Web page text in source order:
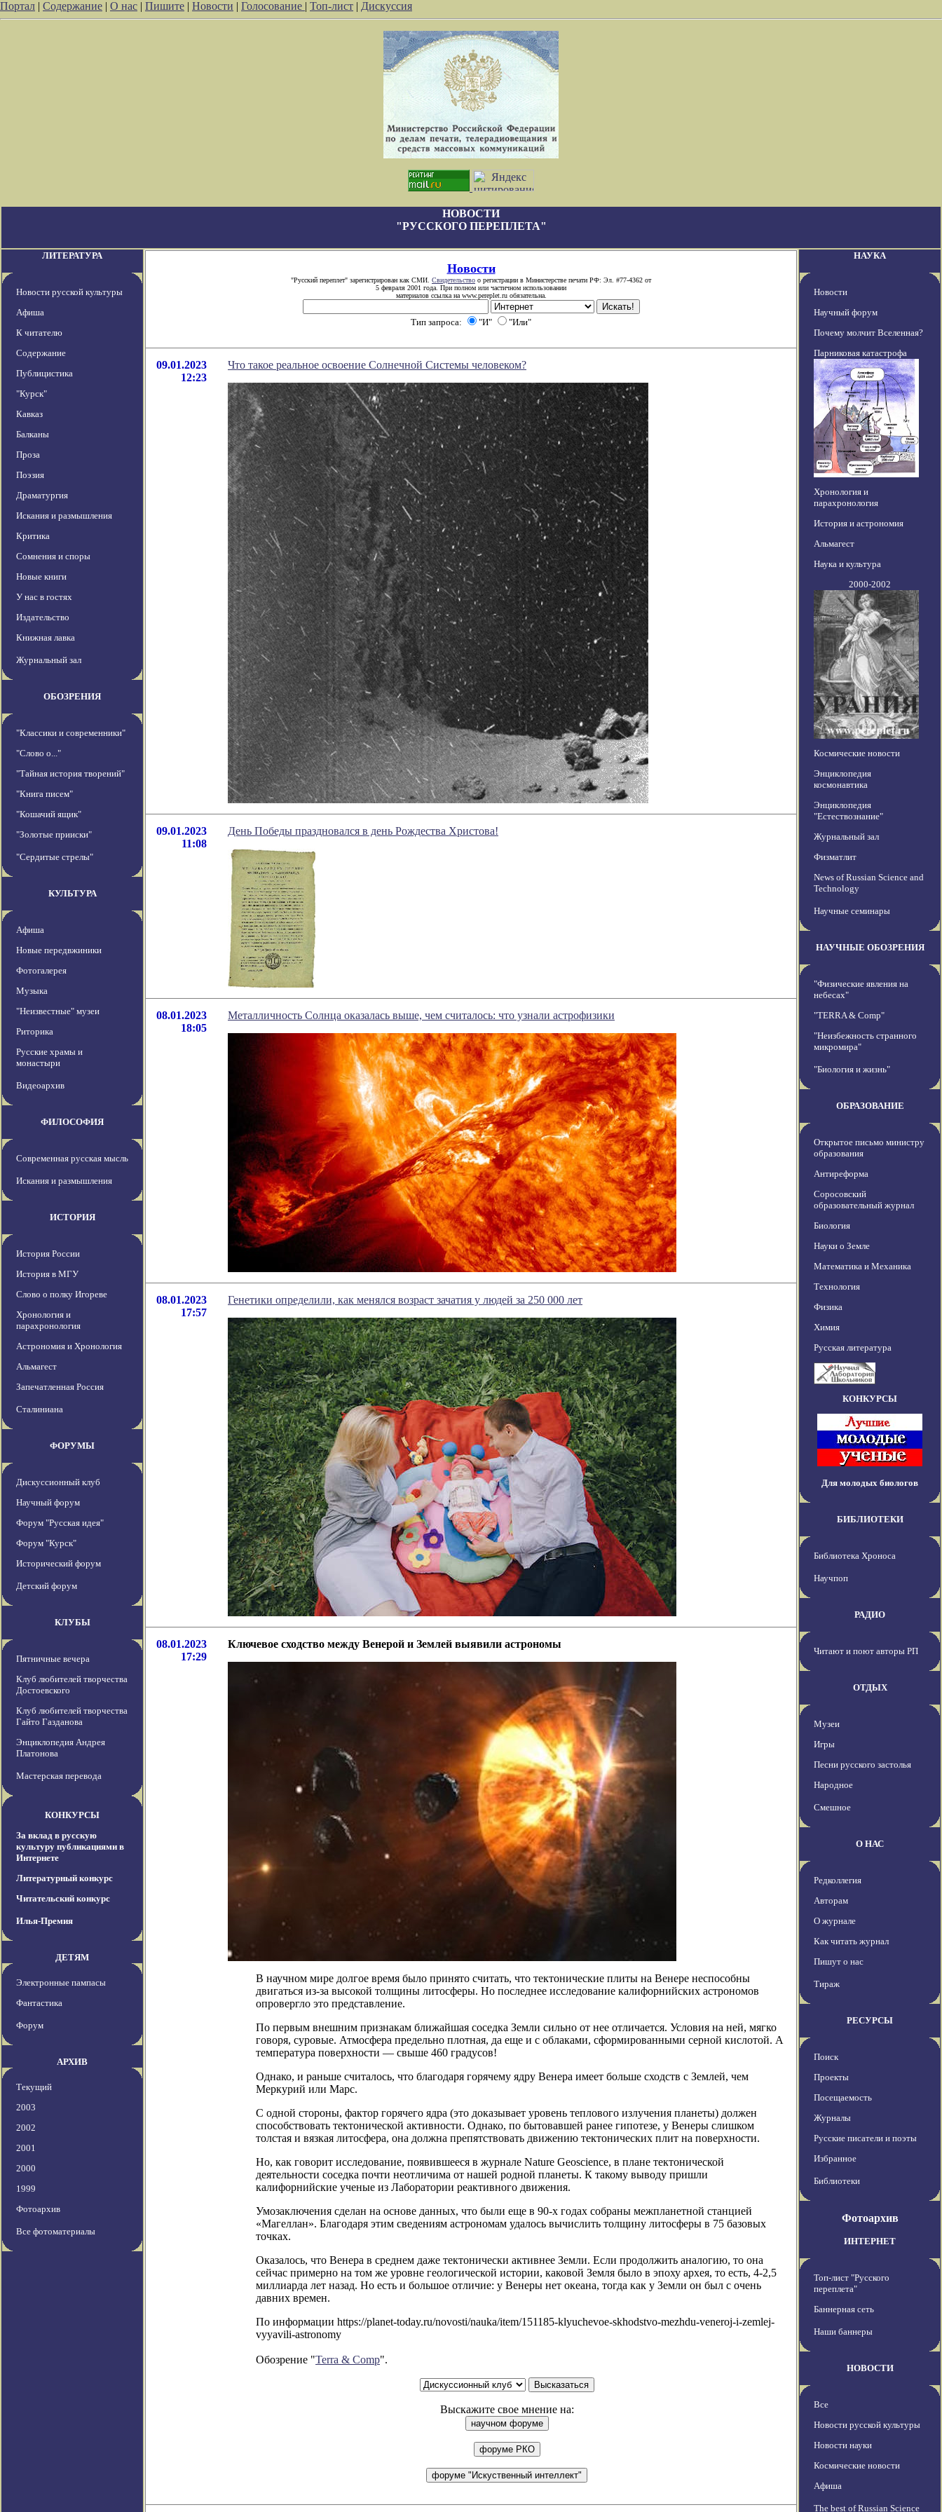
Портал | Содержание | О нас | Пишите | Новости | Голосование | Топ-лист | Дискуссия
НОВОСТИ
"РУССКОГО ПЕРЕПЛЕТА"
ЛИТЕРАТУРА
Новости русской культуры
Афиша
К читателю
Содержание
Публицистика
"Курск"
Кавказ
Балканы
Проза
Поэзия
Драматургия
Искания и размышления
Критика
Сомнения и споры
Новые книги
У нас в гостях
Издательство
Книжная лавка
Журнальный зал
ОБОЗРЕНИЯ
"Классики и современники"
"Слово о..."
"Тайная история творений"
"Книга писем"
"Кошачий ящик"
"Золотые прииски"
"Сердитые стрелы"
КУЛЬТУРА
Афиша
Новые передвжиники
Фотогалерея
Музыка
"Неизвестные" музеи
Риторика
Русские храмы и
монастыри
Видеоархив
ФИЛОСОФИЯ
Современная русская мысль
Искания и размышления
ИСТОРИЯ
История России
История в МГУ
Слово о полку Игореве
Хронология и
парахронология
Астрономия и Хронология
Альмагест
Запечатленная Россия
Сталиниана
ФОРУМЫ
Дискуссионный клуб
Научный форум
Форум "Русская идея"
Форум "Курск"
Исторический форум
Детский форум
КЛУБЫ
Пятничные вечера
Клуб любителей творчества
Достоевского
Клуб любителей творчества
Гайто Газданова
Энциклопедия Андрея
Платонова
Мастерская перевода
КОНКУРСЫ
За вклад в русскую
культуру публикациями в
Интернете
Литературный конкурс
Читательский конкурс
Илья-Премия
ДЕТЯМ
Электронные пампасы
Фантастика
Форум
АРХИВ
Текущий
2003
2002
2001
2000
1999
Фотоархив
Все фотоматериалы
Новости
"Русский переплет" зарегистрирован как СМИ. Свидетельство о регистрации в Министерстве печати РФ: Эл. #77-4362 от
5 февраля 2001 года. При полном или частичном использовании
материалов ссылка на www.pereplet.ru обязательна.
Тип запроса: "И" "Или"
09.01.2023
12:23
Что такое реальное освоение Солнечной Системы человеком?
09.01.2023
11:08
День Победы праздновалcя в день Рождества Христова!
08.01.2023
18:05
Металличность Солнца оказалась выше, чем считалось: что узнали астрофизики
08.01.2023
17:57
Генетики определили, как менялся возраст зачатия у людей за 250 000 лет
08.01.2023
17:29
Ключевое сходство между Венерой и Землей выявили астрономы
В научном мире долгое время было принято считать, что тектонические плиты на Венере неспособны
двигаться из-за высокой толщины литосферы. Но последнее исследование калифорнийских астрономов
опровергло это представление.
По первым внешним признакам ближайшая соседка Земли сильно от нее отличается. Условия на ней, мягко
говоря, суровые. Атмосфера предельно плотная, да еще и с облаками, сформированными серной кислотой. А
температура поверхности — свыше 460 градусов!
Однако, и раньше считалось, что благодаря горячему ядру Венера имеет больше сходств с Землей, чем
Меркурий или Марс.
С одной стороны, фактор горячего ядра (это доказывает уровень теплового излучения планеты) должен
способствовать тектонической активности. Однако, по бытовавшей ранее гипотезе, у Венеры слишком
толстая и вязкая литосфера, она должна препятствовать движению тектонических плит на поверхности.
Но, как говорит исследование, появившееся в журнале Nature Geoscience, в плане тектонической
деятельности соседка почти неотличима от нашей родной планеты. К такому выводу пришли
калифорнийские ученые из Лаборатории реактивного движения.
Умозаключения сделан на основе данных, что были еще в 90-х годах собраны межпланетной станцией
«Магеллан». Благодаря этим сведениям астрономам удалось вычислить толщину литосферы в 75 базовых
точках.
Оказалось, что Венера в среднем даже тектонически активнее Земли. Если продолжить аналогию, то она
сейчас примерно на том же уровне геологической истории, каковой Земля было в эпоху архея, то есть, 4-2,5
миллиарда лет назад. Но есть и большое отличие: у Венеры нет океана, тогда как у Земли он был с очень
давних времен.
По информации https://planet-today.ru/novosti/nauka/item/151185-klyuchevoe-skhodstvo-mezhdu-veneroj-i-zemlej-
vyyavili-astronomy
Обозрение "Terra & Comp".
Выскажите свое мнение на:
НАУКА
Новости
Научный форум
Почему молчит Вселенная?
Парниковая катастрофа
Хронология и
парахронология
История и астрономия
Альмагест
Наука и культура
2000-2002
Космические новости
Энциклопедия
космонавтика
Энциклопедия
"Естествознание"
Журнальный зал
Физматлит
News of Russian Science and
Technology
Научные семинары
НАУЧНЫЕ ОБОЗРЕНИЯ
"Физические явления на
небесах"
"TERRA & Comp"
"Неизбежность странного
микромира"
"Биология и жизнь"
ОБРАЗОВАНИЕ
Открытое письмо министру
образования
Антиреформа
Соросовский
образовательный журнал
Биология
Науки о Земле
Математика и Механика
Технология
Физика
Химия
Русская литература
КОНКУРСЫ
Для молодых биологов
БИБЛИОТЕКИ
Библиотека Хроноса
Научпоп
РАДИО
Читают и поют авторы РП
ОТДЫХ
Музеи
Игры
Песни русского застолья
Народное
Смешное
О НАС
Редколлегия
Авторам
О журнале
Как читать журнал
Пишут о нас
Тираж
РЕСУРСЫ
Поиск
Проекты
Посещаемость
Журналы
Русские писатели и поэты
Избранное
Библиотеки
Фотоархив
ИНТЕРНЕТ
Топ-лист "Русского
переплета"
Баннерная сеть
Наши баннеры
НОВОСТИ
Все
Новости русской культуры
Новости науки
Космические новости
Афиша
The best of Russian Science